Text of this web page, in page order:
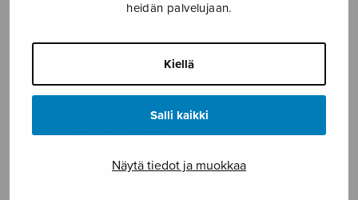
heidän palvelujaan.
Kiellä
Salli kaikki
Näytä tiedot ja muokkaa